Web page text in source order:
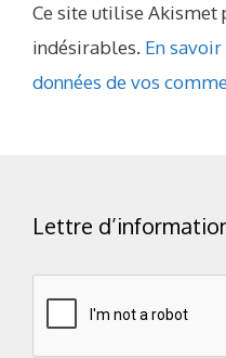
Ce site utilise Akismet
indésirables. En
données de vos
Lettre